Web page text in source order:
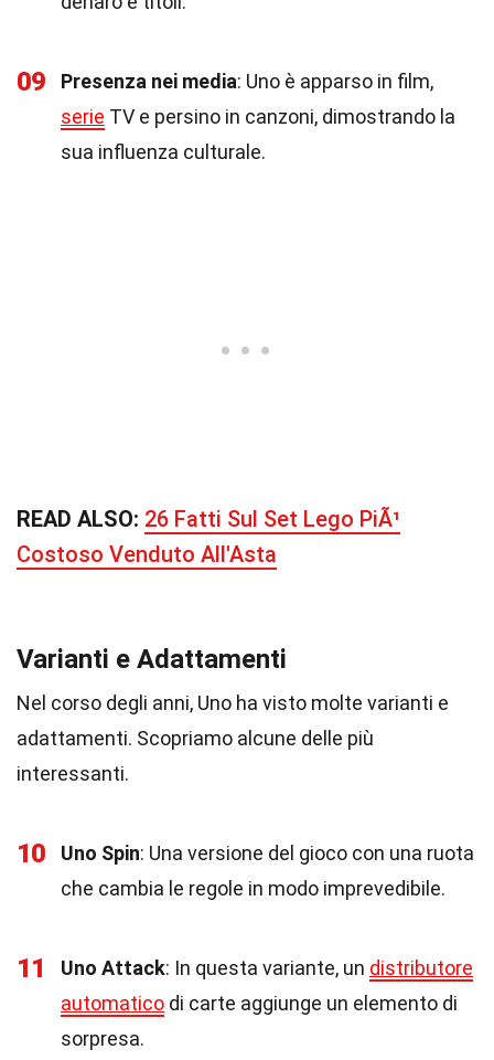
09 Presenza nei media: Uno è apparso in film,
serie TV e persino in canzoni, dimostrando la
sua influenza culturale.
READ ALSO: 26 Fatti Sul Set Lego PiÃ¹
Costoso Venduto All'Asta
Varianti e Adattamenti
Nel corso degli anni, Uno ha visto molte varianti e
adattamenti. Scopriamo alcune delle più
interessanti.
10 Uno Spin: Una versione del gioco con una ruota
che cambia le regole in modo imprevedibile.
11 Uno Attack: In questa variante, un distributore
automatico di carte aggiunge un elemento di
sorpresa.